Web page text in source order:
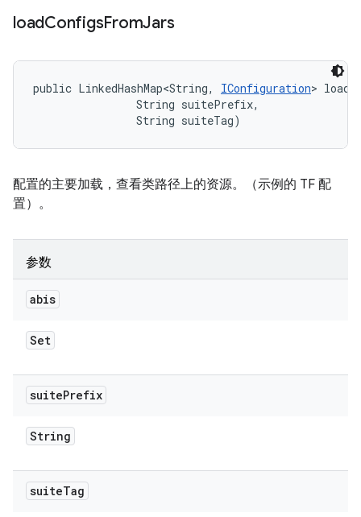
loadConfigsFromJars
public LinkedHashMap<String, IConfiguration>
                String suitePrefix,
                String suiteTag)
配置的主要加载，查看类路径上的资源。（示例的 TF 配
置）。
参数
abis
Set
suitePrefix
String
suiteTag